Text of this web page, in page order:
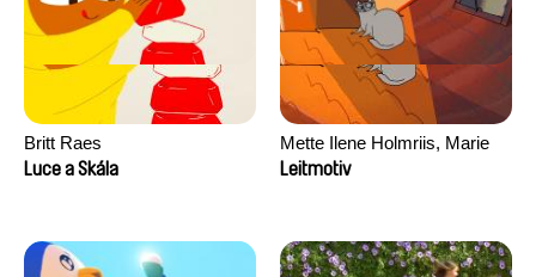
Britt Raes
Luce a Skála
Mette Ilene Holmriis, Marie
Jørgensen, Jeanette
Leitmotiv